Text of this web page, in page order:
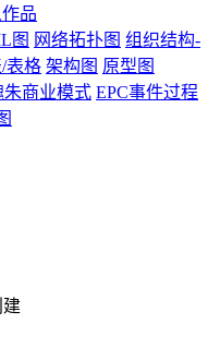
品
图 网络拓扑图 组织结构-
/表格 架构图 原型图
朱商业模式 EPC事件过程
建